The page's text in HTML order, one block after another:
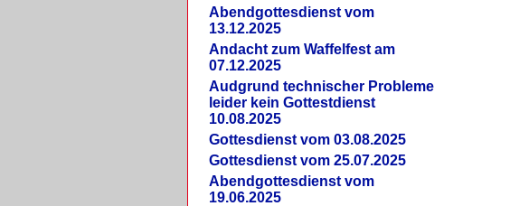
Abendgottesdienst vom
13.12.2025
Andacht zum Waffelfest am
07.12.2025
Audgrund technischer Probleme
leider kein Gottestdienst
10.08.2025
Gottesdienst vom 03.08.2025
Gottesdienst vom 25.07.2025
Abendgottesdienst vom
19.06.2025